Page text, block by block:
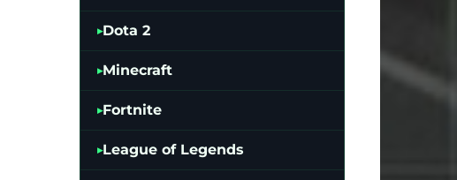
Dota 2
Minecraft
Fortnite
League of Legends